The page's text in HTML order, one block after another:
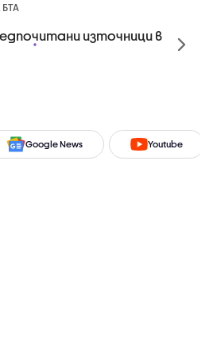
източници в
Google News Youtube